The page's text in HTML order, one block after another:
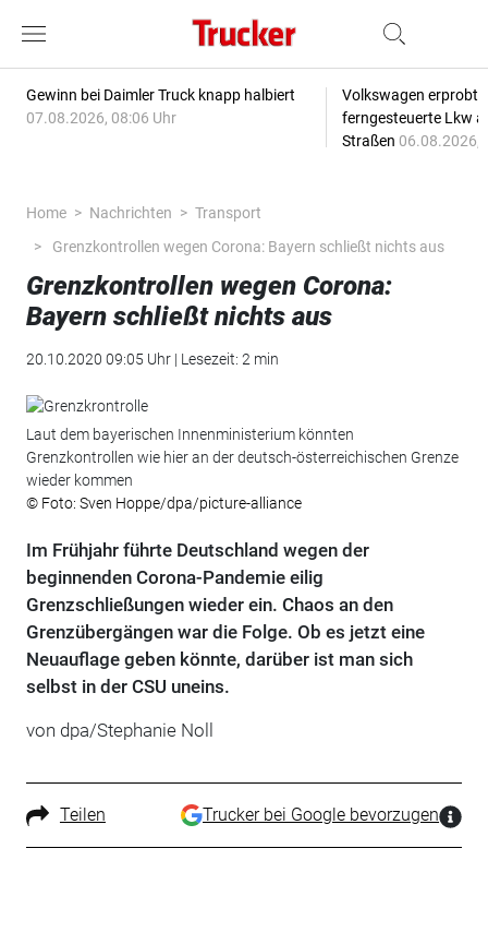
Gewinn bei Daimler Truck knapp halbiert
07.08.2026, 08:06 Uhr
Volkswagen erprobt
ferngesteuerte Lkw
Straßen 06.08.2026,
Home Nachrichten
Transport
Grenzkontrollen wegen Corona: Bayern schließt nichts aus
Grenzkontrollen wegen Corona:
Bayern schließt nichts aus
20.10.2020 09:05 Uhr | Lesezeit: 2 min
Laut dem bayerischen Innenministerium könnten
Grenzkontrollen wie hier an der deutsch-österreichischen Grenze
wieder kommen
© Foto: Sven Hoppe/dpa/picture-alliance
Im Frühjahr führte Deutschland wegen der
beginnenden Corona-Pandemie eilig
Grenzschließungen wieder ein. Chaos an den
Grenzübergängen war die Folge. Ob es jetzt eine
Neuauflage geben könnte, darüber ist man sich
selbst in der CSU uneins.
von dpa/Stephanie Noll
Teilen Trucker bei Google bevorzugen